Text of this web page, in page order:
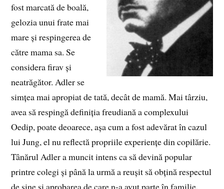
fost marcată de boală,
gelozia unui frate mai
mare și respingerea de
către mama sa. Se
considera firav și
neatrăgător. Adler se
simțea mai apropiat de tată, decât de mamă. Mai târziu,
avea să respingă definiția freudiană a complexului
Oedip, poate deoarece, așa cum a fost adevărat în cazul
lui Jung, el nu reflectă propriile experiențe din copilărie.
Tânărul Adler a muncit intens ca să devină popular
printre colegi și până la urmă a reușit să obțină respectul
de sine și aprobarea de care n-a avut parte în familie.